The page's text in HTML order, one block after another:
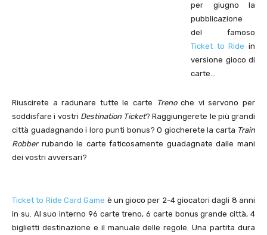
per giugno la
pubblicazione
del famoso
Ticket to Ride in
versione gioco di
carte…
Riuscirete a radunare tutte le carte Trenoche vi servono per
soddisfare i vostri Destination Ticket? Raggiungerete le più grandi
città guadagnando i loro punti bonus? O giocherete la carta Train
Robberrubando le carte faticosamente guadagnate dalle mani
dei vostri avversari?
Ticket to Ride Card Game è un gioco per 2-4 giocatori dagli 8 anni
in su. Al suo interno 96 carte treno, 6 carte bonus grande città, 4
biglietti destinazione e il manuale delle regole. Una partita dura